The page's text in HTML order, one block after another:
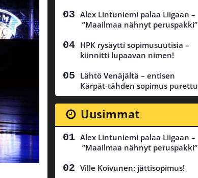
Alex Lintuniemi palaa Liigaan –
”Maailmaa nähnyt peruspakki”
HPK rysäytti sopimusuutisia –
kiinnitti lupaavan nimen!
Lähtö Venäjältä – entisen
Kärpät-tähden sopimus purettu
Uusimmat
Alex Lintuniemi palaa Liigaan –
”Maailmaa nähnyt peruspakki”
Ville Koivunen: jättisopimus!